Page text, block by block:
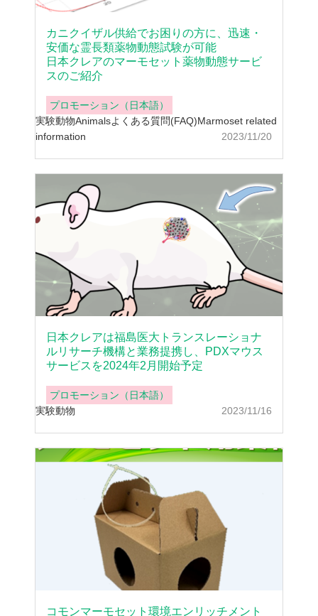
2023/11/20
カニクイザル供給でお困りの方に、迅速・
安価な霊長類薬物動態試験が可能
日本クレアのマーモセット薬物動態サービ
スのご紹介
プロモーション（日本語）
実験動物Animalsよくある質問(FAQ)Marmoset related
information
2023/11/16
日本クレアは福島医大トランスレーショナ
ルリサーチ機構と業務提携し、PDXマウス
サービスを2024年2月開始予定
プロモーション（日本語）
実験動物
コモンマーモセット環境エンリッチメント